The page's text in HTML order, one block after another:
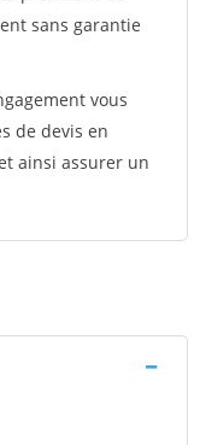
sans garantie
vous
de devis en
ainsi assurer un